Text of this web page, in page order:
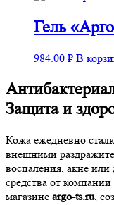
Гель
984.00 ₽ В
Защита и
Кожа ежедневно
внешними
воспаления, акне
средства от
магазине argo-ts.ru,